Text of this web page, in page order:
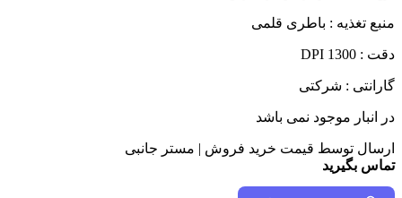
منبع تغذیه : باطری قلمی
دقت : 1300 DPI
گارانتی : شرکتی
در انبار موجود نمی باشد
ارسال توسط قیمت خرید فروش | مستر جانبی
تماس بگیرید